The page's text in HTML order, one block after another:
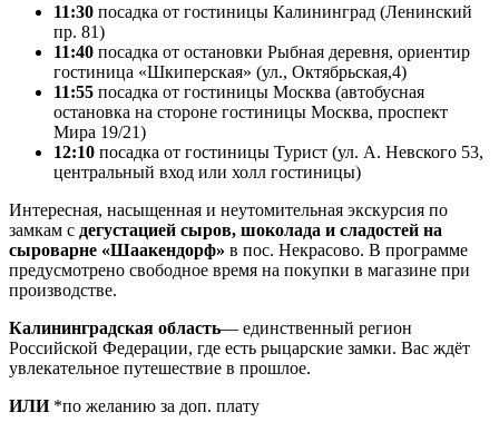
11:30 посадка от гостиницы Калининград (Ленинский
пр. 81)
11:40 посадка от остановки Рыбная деревня, ориентир
гостиница «Шкиперская» (ул., Октябрьская,4)
11:55 посадка от гостиницы Москва (автобусная
остановка на стороне гостиницы Москва, проспект
Мира 19/21)
12:10 посадка от гостиницы Турист (ул. А. Невского 53,
центральный вход или холл гостиницы)
Интересная, насыщенная и неутомительная экскурсия по
замкам с дегустацией сыров, шоколада и сладостей на
сыроварне «Шаакендорф» в пос. Некрасово. В программе
предусмотрено свободное время на покупки в магазине при
производстве.
Калининградская область— единственный регион
Российской Федерации, где есть рыцарские замки. Вас ждёт
увлекательное путешествие в прошлое.
ИЛИ*по желанию за доп. плату